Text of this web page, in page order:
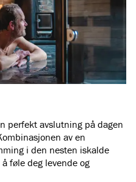
perfekt avslutning på dagen
av en
i den nesten iskalde
føle deg levende og